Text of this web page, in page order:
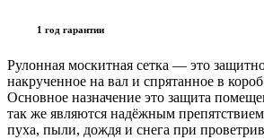
1 год гарантии
Рулонная москитная сетка — это
накрученное на вал и спрятанное в
Основное назначение это защита
так же являются надёжным
пуха, пыли, дождя и снега при